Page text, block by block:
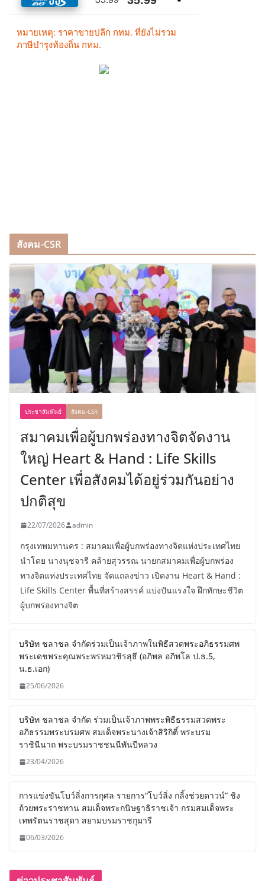
สังคม-CSR
ประชาสัมพันธ์ สังคม-CSR
สมาคมเพื่อผู้บกพร่องทางจิตจัดงาน
ใหญ่ Heart & Hand : Life Skills
Center เพื่อสังคมได้อยู่ร่วมกันอย่าง
ปกติสุข
22/07/2026 admin
กรุงเทพมหานคร : สมาคมเพื่อผู้บกพร่องทางจิตแห่งประเทศไทย
นำโดย นางนุชจารี คล้ายสุวรรณ นายกสมาคมเพื่อผู้บกพร่อง
ทางจิตแห่งประเทศไทย จัดแถลงข่าว เปิดงาน Heart & Hand :
Life Skills Center พื้นที่สร้างสรรค์ แบ่งปันแรงใจ ฝึกทักษะชีวิต
ผู้บกพร่องทางจิต
บริษัท ชลาชล จำกัดร่วมเป็นเจ้าภาพในพิธีสวดพระอภิธรรมศพ
พระเดชพระคุณพระพรหมวชิรสุธี (อภิพล อภิพโล ป.ธ.5,
น.ธ.เอก)
25/06/2026
บริษัท ชลาชล จำกัด ร่วมเป็นเจ้าภาพพระพิธีธรรมสวดพระ
อภิธรรมพระบรมศพ สมเด็จพระนางเจ้าสิริกิติ์ พระบรม
ราชินีนาถ พระบรมราชชนนีพันปีหลวง
23/04/2026
การแข่งขันโบว์ลิ่งการกุศล รายการ“โบว์ลิ่ง กลิ้งช่วยดาวน์” ชิง
ถ้วยพระราชทาน สมเด็จพระกนิษฐาธิราชเจ้า กรมสมเด็จพระ
เทพรัตนราชสุดา สยามบรมราชกุมารี
06/03/2026